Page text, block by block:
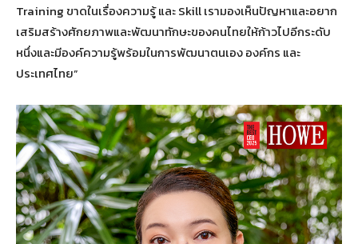
Training ขาดในเรื่องความรู้ และ Skill เรามองเห็นปัญหาและอยาก
เสริมสร้างศักยภาพและพัฒนาทักษะของคนไทยให้ก้าวไปอีกระดับ
หนึ่งและมีองค์ความรู้พร้อมในการพัฒนาตนเอง องค์กร และ
ประเทศไทย”